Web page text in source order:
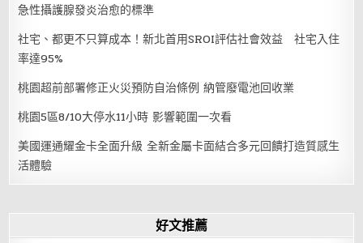
急性攝護腺發炎治愈的標準
社宅、都更不只算成本！新北首用SROI評估社會效益 社宅入住
率達95%
桃園超前部署修正火災預防自治條例 納管廢電池回收業
桃園5區8/10大停水11小時 影響範圍一次看
美國運通耀金卡全面升級 全新金屬卡面結合多元回饋打造質感生
活體驗
好文推薦